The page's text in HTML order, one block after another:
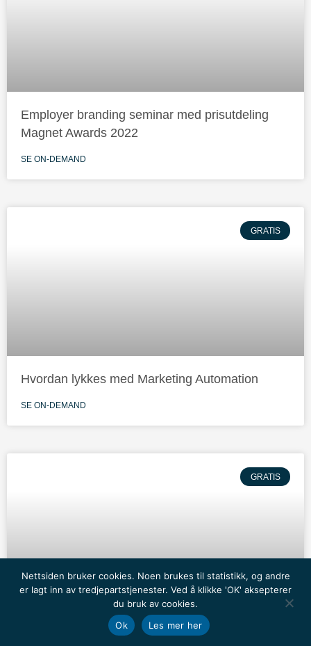
Employer branding seminar med prisutdeling
Magnet Awards 2022
SE ON-DEMAND
GRATIS
Hvordan lykkes med Marketing Automation
SE ON-DEMAND
GRATIS
Clear Channel CREATE: Kreative løsninger
Nettsiden bruker cookies. Noen brukes til statistikk, og andre
er lagt inn av tredjepartstjenester. Ved å klikke 'OK' aksepterer
du bruk av cookies.
Ok
Les mer her